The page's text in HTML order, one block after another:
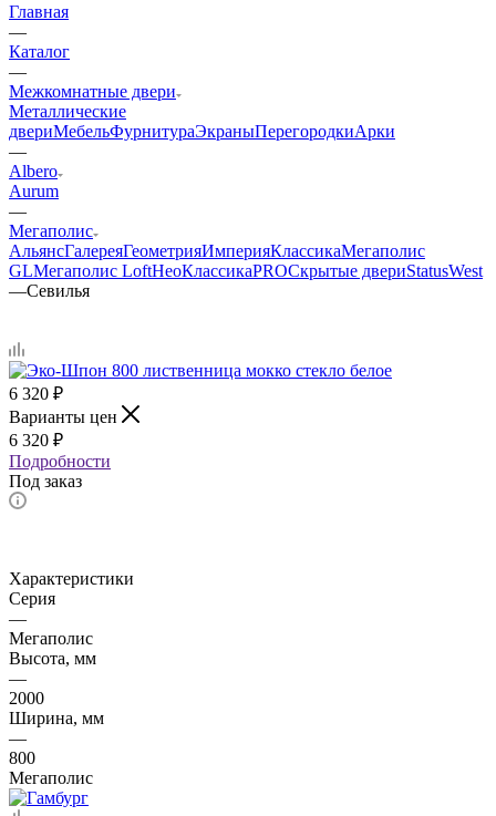
Главная
—
Каталог
—
Межкомнатные двери
Металлические
двериМебельФурнитураЭкраныПерегородкиАрки
—
Albero
Aurum
—
Мегаполис
АльянсГалереяГеометрияИмперияКлассикаМегаполис
GLМегаполис LoftНеоКлассикаPROСкрытые двериStatusWest
—Севилья
6 320 ₽
Варианты цен
6 320 ₽
Подробности
Под заказ
Характеристики
Серия
—
Мегаполис
Высота, мм
—
2000
Ширина, мм
—
800
Мегаполис